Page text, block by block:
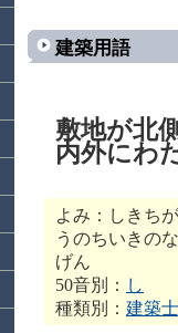
建築用語
敷地が北
内外にわ
よみ：しきち
うのちいきの
げん
50音別： し
種類別： 建築士